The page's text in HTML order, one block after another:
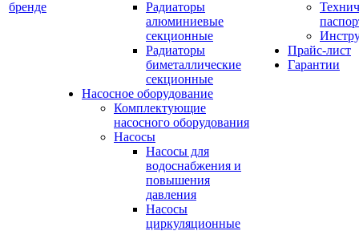
бренде
Радиаторы
алюминиевые
секционные
Радиаторы
биметаллические
секционные
Насосное оборудование
Комплектующие
насосного оборудования
Насосы
Насосы для
водоснабжения и
повышения
давления
Насосы
циркуляционные
Прайс-лист
Гарантии